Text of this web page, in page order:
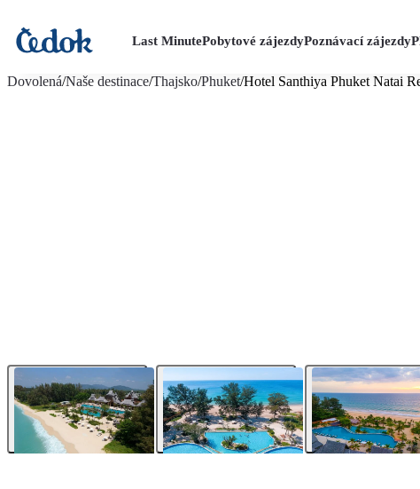
Last MinutePobytové zájezdyPoznávací zájezdy
Dovolená/Naše destinace/Thajsko/Phuket/Hotel Santhiya Phuket Natai